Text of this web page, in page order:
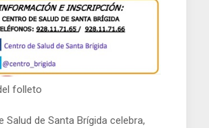
folleto
Salud de Santa Brígida celebra,